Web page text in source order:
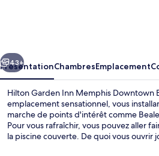
Downtown
Beale
Street
Suivant
43+
PrésentationChambresEmplacement
Hilton Garden Inn Memphis Downtown
emplacement sensationnel, vous
marche de points d'intérêt comme
Pour vous rafraîchir, vous pouvez aller
la piscine couverte. De quoi vous ouvrir